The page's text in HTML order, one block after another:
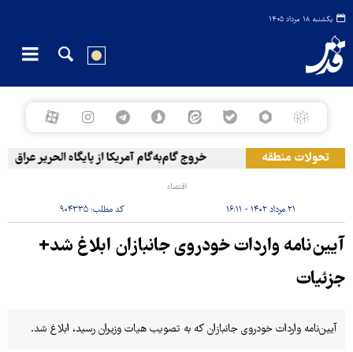
یکشنبه ۱۸ مرداد ۱۴۰۵
تحولات منطقه خروج گام‌به‌گام آمریکا از پایگاه الحریر عراق
اقتصاد
۲۱ مرداد ۱۴۰۲ - ۱۶:۱۱ کد مطلب: ۹۰۴۳۳۵
آیین‌نامه واردات خودروی جانبازان ابلاغ شد+
جزئیات
آیین‌نامه واردات خودروی جانبازان که به تصویب هیات وزیران رسید، ابلاغ شد.